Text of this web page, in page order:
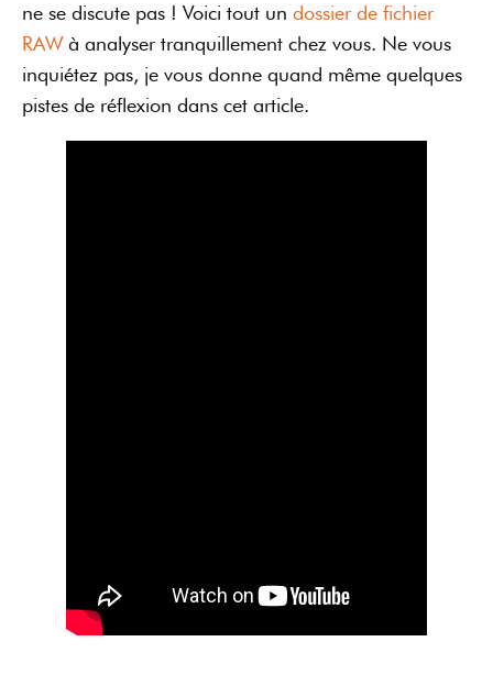
ne se discute pas ! Voici tout un dossier de fichier
RAWà analyser tranquillement chez vous. Ne vous
inquiétez pas, je vous donne quand même quelques
pistes de réflexion dans cet article.